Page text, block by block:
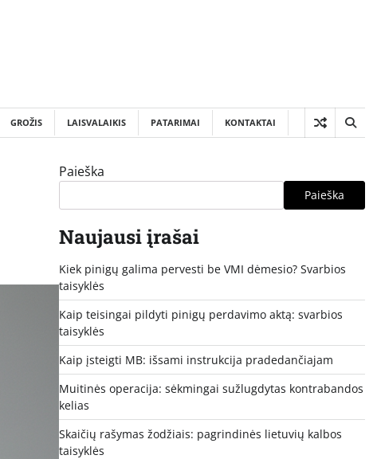
GROŽIS LAISVALAIKIS PATARIMAI KONTAKTAI
Paieška
Paieška
Naujausi įrašai
Kiek pinigų galima pervesti be VMI dėmesio? Svarbios
taisyklės
Kaip teisingai pildyti pinigų perdavimo aktą: svarbios
taisyklės
Kaip įsteigti MB: išsami instrukcija pradedančiajam
Muitinės operacija: sėkmingai sužlugdytas kontrabandos
kelias
Skaičių rašymas žodžiais: pagrindinės lietuvių kalbos
taisyklės